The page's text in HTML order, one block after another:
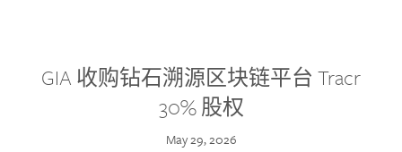
GIA 收购钻石溯源区块链平台 Tracr
30% 股权
May 29, 2026